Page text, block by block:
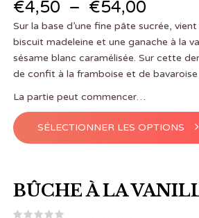
€4,50 – €54,00
Sur la base d’une fine pâte sucrée,
biscuit madeleine et une ganache à la
sésame blanc caramélisée. Sur cette
de confit à la framboise et de bavaroise
La partie peut commencer…
SÉLECTIONNER LES OPTIONS
BÛCHE À LA